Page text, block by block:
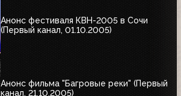
Анонс фестиваля КВН-2005 в Сочи
(Первый канал, 01.10.2005)
Анонс фильма "Багровые реки" (Первый
канал, 21.10.2005)